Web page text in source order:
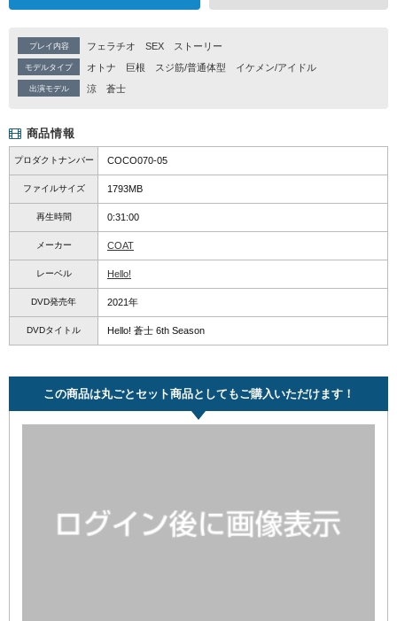
プレイ内容 フェラチオ SEX ストーリー
モデルタイプ オトナ 巨根 スジ筋/普通体型 イケメン/アイドル
出演モデル 涼 蒼士
商品情報
プロダクトナンバー COCO070-05
ファイルサイズ 1793MB
再生時間 0:31:00
メーカー COAT
レーベル Hello!
DVD発売年 2021年
DVDタイトル Hello! 蒼士 6th Season
この商品は丸ごとセット商品としてもご購入いただけます！